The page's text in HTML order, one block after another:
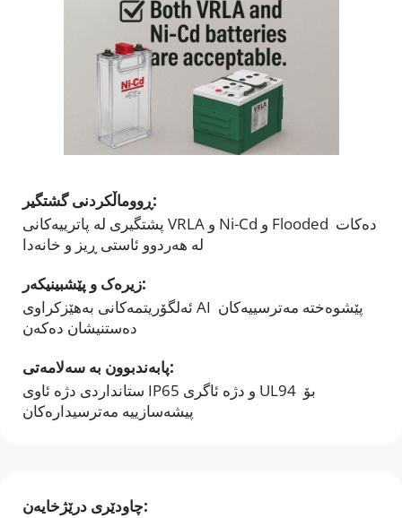
ڕووماڵکردنی گشتگیر:
پشتگیری لە پاترییەکانی VRLA و Ni-Cd و Flooded دەکات
لە هەردوو ئاستی ڕیز و خانەدا
زیرەک و پێشبینیکەر:
ئەلگۆریتمەکانی بەهێزکراوی AI پێشوەختە مەترسییەکان
دەستنیشان دەکەن
پابەندبوون بە سەلامەتی:
ستانداردی دژە ئاوی IP65 و دژە ئاگری UL94 بۆ
پیشەسازییە مەترسیدارەکان
چاودێری درێژخایەن: